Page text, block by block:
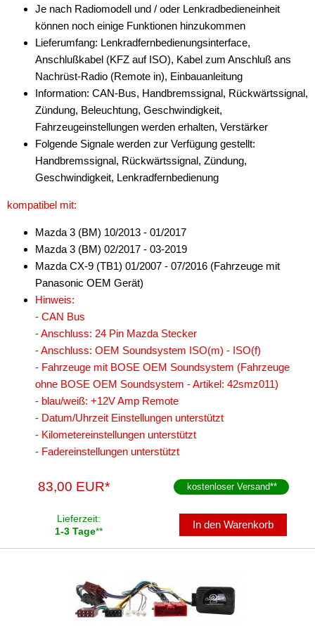
Je nach Radiomodell und / oder Lenkradbedieneinheit
können noch einige Funktionen hinzukommen
Lieferumfang: Lenkradfernbedienungsinterface,
Anschlußkabel (KFZ auf ISO), Kabel zum Anschluß ans
Nachrüst-Radio (Remote in), Einbauanleitung
Information: CAN-Bus, Handbremssignal, Rückwärtssignal,
Zündung, Beleuchtung, Geschwindigkeit,
Fahrzeugeinstellungen werden erhalten, Verstärker
Folgende Signale werden zur Verfügung gestellt:
Handbremssignal, Rückwärtssignal, Zündung,
Geschwindigkeit, Lenkradfernbedienung
kompatibel mit:
Mazda 3 (BM) 10/2013 - 01/2017
Mazda 3 (BM) 02/2017 - 03-2019
Mazda CX-9 (TB1) 01/2007 - 07/2016 (Fahrzeuge mit
Panasonic OEM Gerät)
Hinweis:
- CAN Bus
- Anschluss: 24 Pin Mazda Stecker
- Anschluss: OEM Soundsystem ISO(m) - ISO(f)
- Fahrzeuge mit BOSE OEM Soundsystem (Fahrzeuge
ohne BOSE OEM Soundsystem - Artikel: 42smz011)
- blau/weiß: +12V Amp Remote
- Datum/Uhrzeit Einstellungen unterstützt
- Kilometereinstellungen unterstützt
- Fadereinstellungen unterstützt
83,00 EUR* kostenloser Versand**
Lieferzeit:
1-3 Tage**
In den Warenkorb